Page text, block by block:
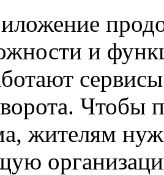
и
Чтобы
жителям